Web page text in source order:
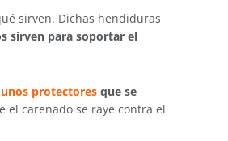
sirven. Dichas hendiduras
sirven para soportar el
unos protectores que se
el carenado se raye contra el